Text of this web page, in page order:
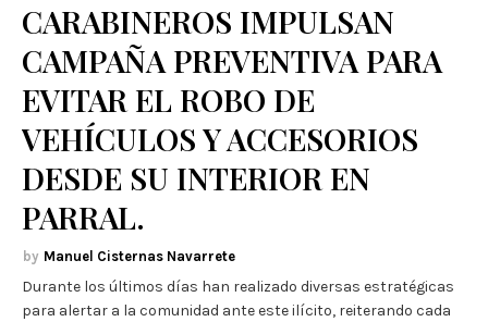
CARABINEROS IMPULSAN
CAMPAÑA PREVENTIVA PARA
EVITAR EL ROBO DE
VEHÍCULOS Y ACCESORIOS
DESDE SU INTERIOR EN
PARRAL.
Manuel Cisternas Navarrete
Durante los últimos días han realizado diversas estratégicas
para alertar a la comunidad ante este ilícito, reiterando cada